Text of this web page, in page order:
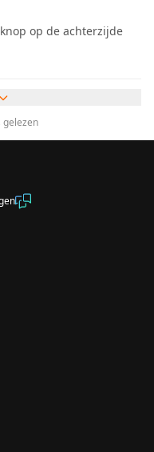
op de achterzijde
gelezen